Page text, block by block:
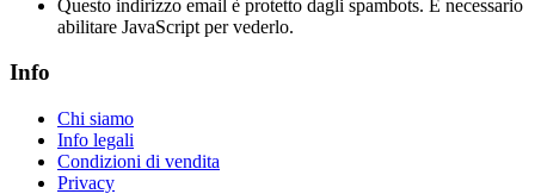
Questo indirizzo email è protetto dagli spambots. È necessario
abilitare JavaScript per vederlo.
Info
Chi siamo
Info legali
Condizioni di vendita
Privacy